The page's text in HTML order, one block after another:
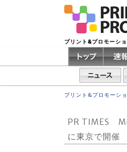
プリント&プロモーシ
プリント&プロモーシ
PR TIMES
に東京で開催